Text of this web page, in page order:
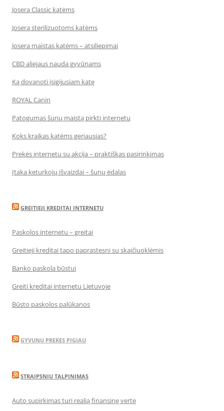
Josera Classic katėms
Josera sterilizuotoms katėms
Josera maistas katėms – atsiliepimai
CBD aliejaus nauda gyvūnams
Ką dovanoti įsigijusiam katę
ROYAL Canin
Patogumas šunų maistą pirkti internetu
Koks kraikas katėms geriausias?
Prekės internetu su akcija – praktiškas pasirinkimas
Įtaka keturkojų išvaizdai – šunų ėdalas
GREITIEJI KREDITAI INTERNETU
Paskolos internetu – greitai
Greitieji kreditai tapo paprastesni su skaičiuoklėmis
Banko paskola būstui
Greiti kreditai internetu Lietuvoje
Būsto paskolos palūkanos
GYVUNU PREKES PIGIAU
STRAIPSNIU TALPINIMAS
Auto supirkimas turi realią finansinę vertę